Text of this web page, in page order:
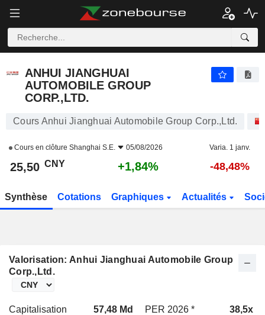
ANHUI JIANGHUAI
AUTOMOBILE GROUP
CORP.,LTD.
Cours Anhui Jianghuai Automobile Group Corp.,Ltd.
Cours en clôture Shanghai S.E. 05/08/2026 Varia. 1 janv.
25,50 CNY +1,84% -48,48%
Synthèse Cotations Graphiques Actualités
Valorisation: Anhui Jianghuai Automobile Group
Corp.,Ltd.
Capitalisation 57,48 Md PER 2026 *
38,5x